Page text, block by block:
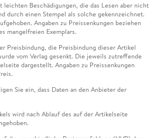
Beschädigungen, die das Lesen aber nicht
durch einen Stempel als solche gekennzeichnet.
Angaben zu Preissenkungen beziehen
mangelfreien Exemplars.
Preisbindung, die Preisbindung dieser Artikel
vom Verlag gesenkt. Die jeweils zutreffende
dargestellt. Angaben zu Preissenkungen
Sie ein, dass Daten an den Anbieter der
wird nach Ablauf des auf der Artikelseite